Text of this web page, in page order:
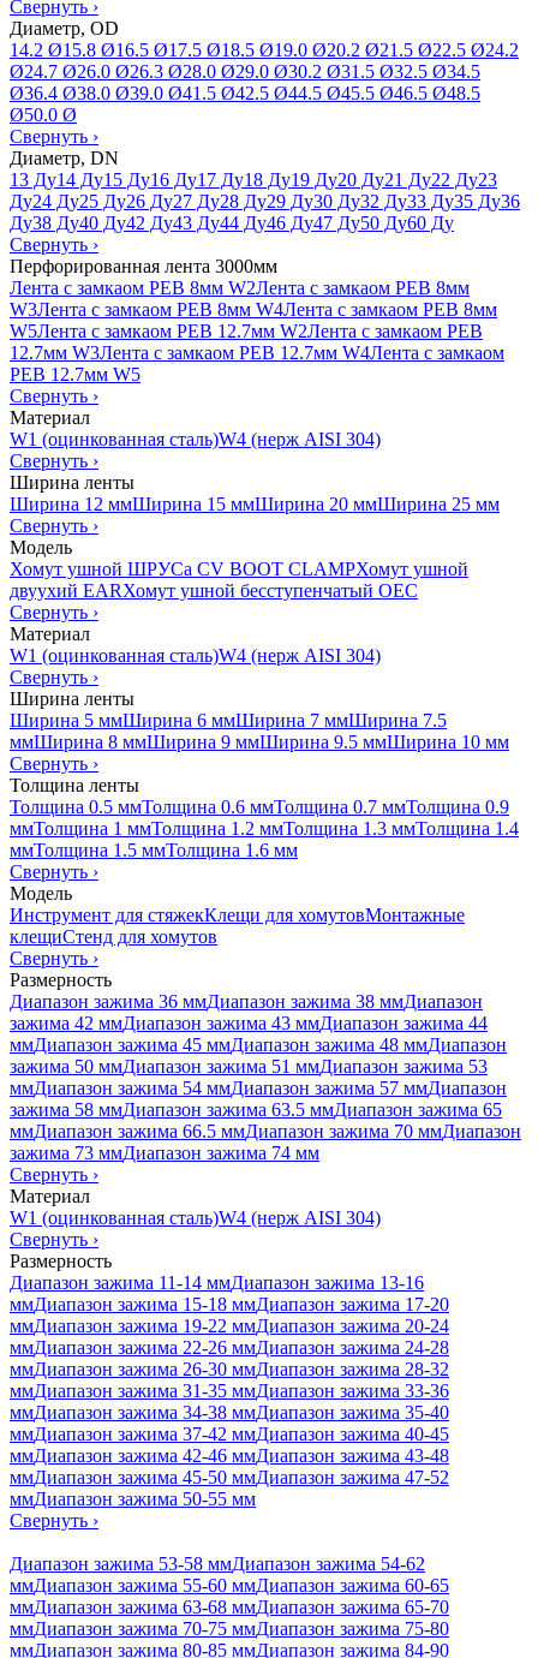
Свернуть ›
Диаметр, OD
14.2 Ø15.8 Ø16.5 Ø17.5 Ø18.5 Ø19.0 Ø20.2 Ø21.5 Ø22.5 Ø24.2
Ø24.7 Ø26.0 Ø26.3 Ø28.0 Ø29.0 Ø30.2 Ø31.5 Ø32.5 Ø34.5
Ø36.4 Ø38.0 Ø39.0 Ø41.5 Ø42.5 Ø44.5 Ø45.5 Ø46.5 Ø48.5
Ø50.0 Ø
Свернуть ›
Диаметр, DN
13 Ду14 Ду15 Ду16 Ду17 Ду18 Ду19 Ду20 Ду21 Ду22 Ду23
Ду24 Ду25 Ду26 Ду27 Ду28 Ду29 Ду30 Ду32 Ду33 Ду35 Ду36
Ду38 Ду40 Ду42 Ду43 Ду44 Ду46 Ду47 Ду50 Ду60 Ду
Свернуть ›
Перфорированная лента 3000мм
Лента с замкаом PEB 8мм W2Лента с замкаом PEB 8мм
W3Лента с замкаом PEB 8мм W4Лента с замкаом PEB 8мм
W5Лента с замкаом PEB 12.7мм W2Лента с замкаом PEB
12.7мм W3Лента с замкаом PEB 12.7мм W4Лента с замкаом
PEB 12.7мм W5
Свернуть ›
Материал
W1 (оцинкованная сталь)W4 (нерж AISI 304)
Свернуть ›
Ширина ленты
Ширина 12 ммШирина 15 ммШирина 20 ммШирина 25 мм
Свернуть ›
Модель
Хомут ушной ШРУСа CV BOOT CLAMPХомут ушной
двуухий EARХомут ушной бесступенчатый OEC
Свернуть ›
Материал
W1 (оцинкованная сталь)W4 (нерж AISI 304)
Свернуть ›
Ширина ленты
Ширина 5 ммШирина 6 ммШирина 7 ммШирина 7.5
ммШирина 8 ммШирина 9 ммШирина 9.5 ммШирина 10 мм
Свернуть ›
Толщина ленты
Толщина 0.5 ммТолщина 0.6 ммТолщина 0.7 ммТолщина 0.9
ммТолщина 1 ммТолщина 1.2 ммТолщина 1.3 ммТолщина 1.4
ммТолщина 1.5 ммТолщина 1.6 мм
Свернуть ›
Модель
Инструмент для стяжекКлещи для хомутовМонтажные
клещиСтенд для хомутов
Свернуть ›
Размерность
Диапазон зажима 36 ммДиапазон зажима 38 ммДиапазон
зажима 42 ммДиапазон зажима 43 ммДиапазон зажима 44
ммДиапазон зажима 45 ммДиапазон зажима 48 ммДиапазон
зажима 50 ммДиапазон зажима 51 ммДиапазон зажима 53
ммДиапазон зажима 54 ммДиапазон зажима 57 ммДиапазон
зажима 58 ммДиапазон зажима 63.5 ммДиапазон зажима 65
ммДиапазон зажима 66.5 ммДиапазон зажима 70 ммДиапазон
зажима 73 ммДиапазон зажима 74 мм
Свернуть ›
Материал
W1 (оцинкованная сталь)W4 (нерж AISI 304)
Свернуть ›
Размерность
Диапазон зажима 11-14 ммДиапазон зажима 13-16
ммДиапазон зажима 15-18 ммДиапазон зажима 17-20
ммДиапазон зажима 19-22 ммДиапазон зажима 20-24
ммДиапазон зажима 22-26 ммДиапазон зажима 24-28
ммДиапазон зажима 26-30 ммДиапазон зажима 28-32
ммДиапазон зажима 31-35 ммДиапазон зажима 33-36
ммДиапазон зажима 34-38 ммДиапазон зажима 35-40
ммДиапазон зажима 37-42 ммДиапазон зажима 40-45
ммДиапазон зажима 42-46 ммДиапазон зажима 43-48
ммДиапазон зажима 45-50 ммДиапазон зажима 47-52
ммДиапазон зажима 50-55 мм
Свернуть ›
Диапазон зажима 53-58 ммДиапазон зажима 54-62
ммДиапазон зажима 55-60 ммДиапазон зажима 60-65
ммДиапазон зажима 63-68 ммДиапазон зажима 65-70
ммДиапазон зажима 70-75 ммДиапазон зажима 75-80
ммДиапазон зажима 80-85 ммДиапазон зажима 84-90